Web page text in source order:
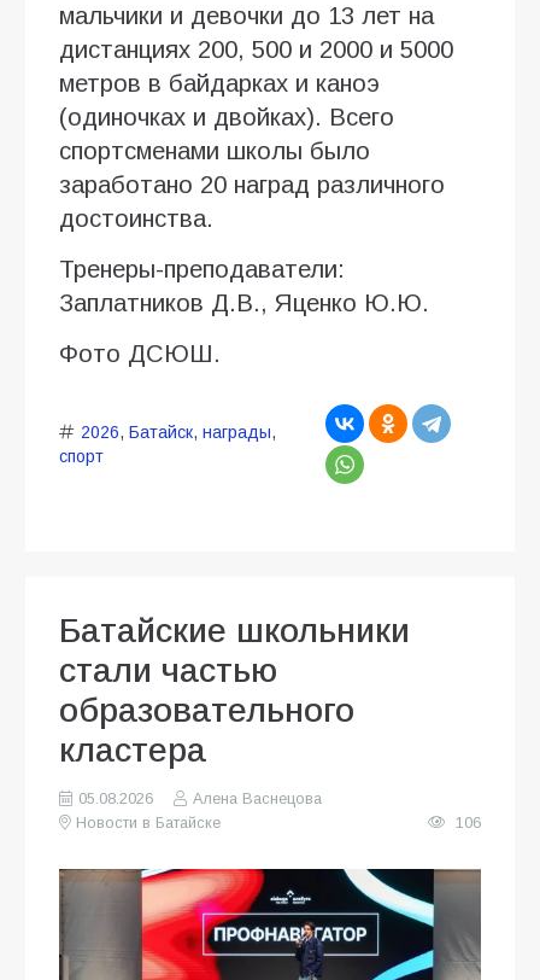
мальчики и девочки до 13 лет на
дистанциях 200, 500 и 2000 и 5000
метров в байдарках и каноэ
(одиночках и двойках). Всего
спортсменами школы было
заработано 20 наград различного
достоинства.
Тренеры-преподаватели:
Заплатников Д.В., Яценко Ю.Ю.
Фото ДСЮШ.
2026, Батайск, награды,
спорт
Батайские школьники
стали частью
образовательного
кластера
05.08.2026
Алена Васнецова
Новости в Батайске
106